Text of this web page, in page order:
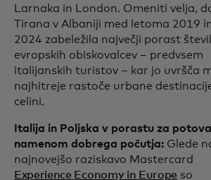
Larnaka in London. Omeniti velja,
Tirana v Albaniji med letoma 2019
2024 zabeležila največji porast
evropskih obiskovalcev – predvsem
italijanskih turistov – kar jo uvršča
najhitreje rastoče urbane
celini.
Italija in Poljska v porastu za
namenom dobrega počutja: Glede
najnovejšo raziskavo Mastercard
Experience Economy in Europe so